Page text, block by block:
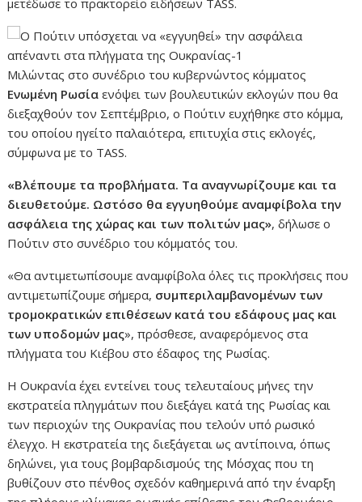
Μιλώντας στο συνέδριο του κυβερνώντος κόμματος
Ενωμένη Ρωσία ενόψει των βουλευτικών εκλογών που θα
διεξαχθούν τον Σεπτέμβριο, ο Πούτιν ευχήθηκε στο κόμμα,
του οποίου ηγείτο παλαιότερα, επιτυχία στις εκλογές,
σύμφωνα με το TASS.
«Βλέπουμε τα προβλήματα. Τα αναγνωρίζουμε και τα
διευθετούμε. Ωστόσο θα εγγυηθούμε αναμφίβολα την
ασφάλεια της χώρας και των πολιτών μας», δήλωσε ο
Πούτιν στο συνέδριο του κόμματός του.
«Θα αντιμετωπίσουμε αναμφίβολα όλες τις προκλήσεις που
αντιμετωπίζουμε σήμερα, συμπεριλαμβανομένων των
τρομοκρατικών επιθέσεων κατά του εδάφους μας και
των υποδομών μας», πρόσθεσε, αναφερόμενος στα
πλήγματα του Κιέβου στο έδαφος της Ρωσίας.
Η Ουκρανία έχει εντείνει τους τελευταίους μήνες την
εκστρατεία πληγμάτων που διεξάγει κατά της Ρωσίας και
των περιοχών της Ουκρανίας που τελούν υπό ρωσικό
έλεγχο. Η εκστρατεία της διεξάγεται ως αντίποινα, όπως
δηλώνει, για τους βομβαρδισμούς της Μόσχας που τη
βυθίζουν στο πένθος σχεδόν καθημερινά από την έναρξη